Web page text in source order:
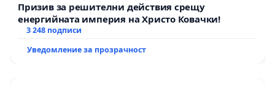
Призив за решителни действия срещу
енергийната империя на Христо Ковачки!
3 248 подписи
Уведомление за прозрачност